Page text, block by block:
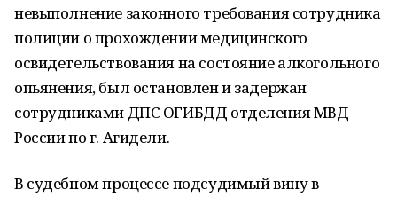
невыполнение законного требования сотрудника
полиции о прохождении медицинского
освидетельствования на состояние алкогольного
опьянения, был остановлен и задержан
сотрудниками ДПС ОГИБДД отделения МВД
России по г. Агидели.
В судебном процессе подсудимый вину в